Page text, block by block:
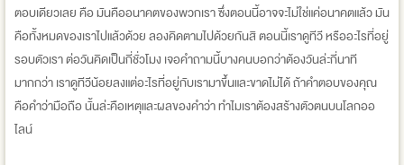
ตอบเดียวเลย คือ มันคืออนาคตของพวกเรา ซึ่งตอนนี้อาจจะไม่ใช่แค่อนาคตแล้ว มัน
คือทั้งหมดของเราไปแล้วด้วย ลองคิดตามไปด้วยกันสิ ตอนนี้เราดูทีวี หรืออะไรที่อยู่
รอบตัวเรา ต่อวันคิดเป็นกี่ชั่วโมง เจอคำถามนี้บางคนบอกว่าต้องวันล่ะกี่นาที
มากกว่า เราดูทีวีน้อยลงแต่อะไรที่อยู่กับเรามาขึ้นและขาดไม่ได้ ถ้าคำตอบของคุณ
คือคำว่ามือถือ นั้นล่ะคือเหตุและผลของคำว่า ทำไมเราต้องสร้างตัวตนบนโลกออ
ไลน์